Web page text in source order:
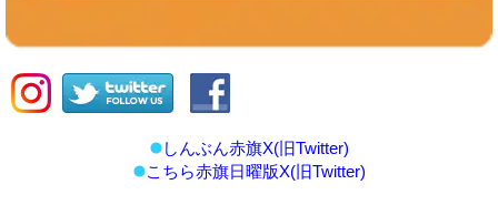
しんぶん赤旗X(旧Twitter)
こちら赤旗日曜版X(旧Twitter)